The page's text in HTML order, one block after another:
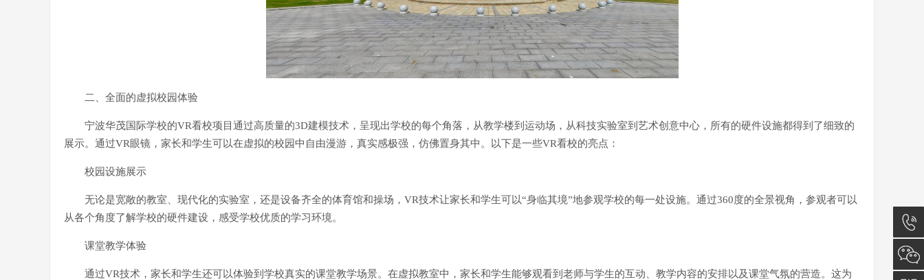
二、全面的虚拟校园体验
宁波华茂国际学校的VR看校项目通过高质量的3D建模技术，呈现出学校的每个角落，从教学楼到运动场，从科技实验室到艺术创意中心，所有的硬件设施都得到了细致的
展示。通过VR眼镜，家长和学生可以在虚拟的校园中自由漫游，真实感极强，仿佛置身其中。以下是一些VR看校的亮点：
校园设施展示
无论是宽敞的教室、现代化的实验室，还是设备齐全的体育馆和操场，VR技术让家长和学生可以“身临其境”地参观学校的每一处设施。通过360度的全景视角，参观者可以
从各个角度了解学校的硬件建设，感受学校优质的学习环境。
课堂教学体验
通过VR技术，家长和学生还可以体验到学校真实的课堂教学场景。在虚拟教室中，家长和学生能够观看到老师与学生的互动、教学内容的安排以及课堂气氛的营造。这为